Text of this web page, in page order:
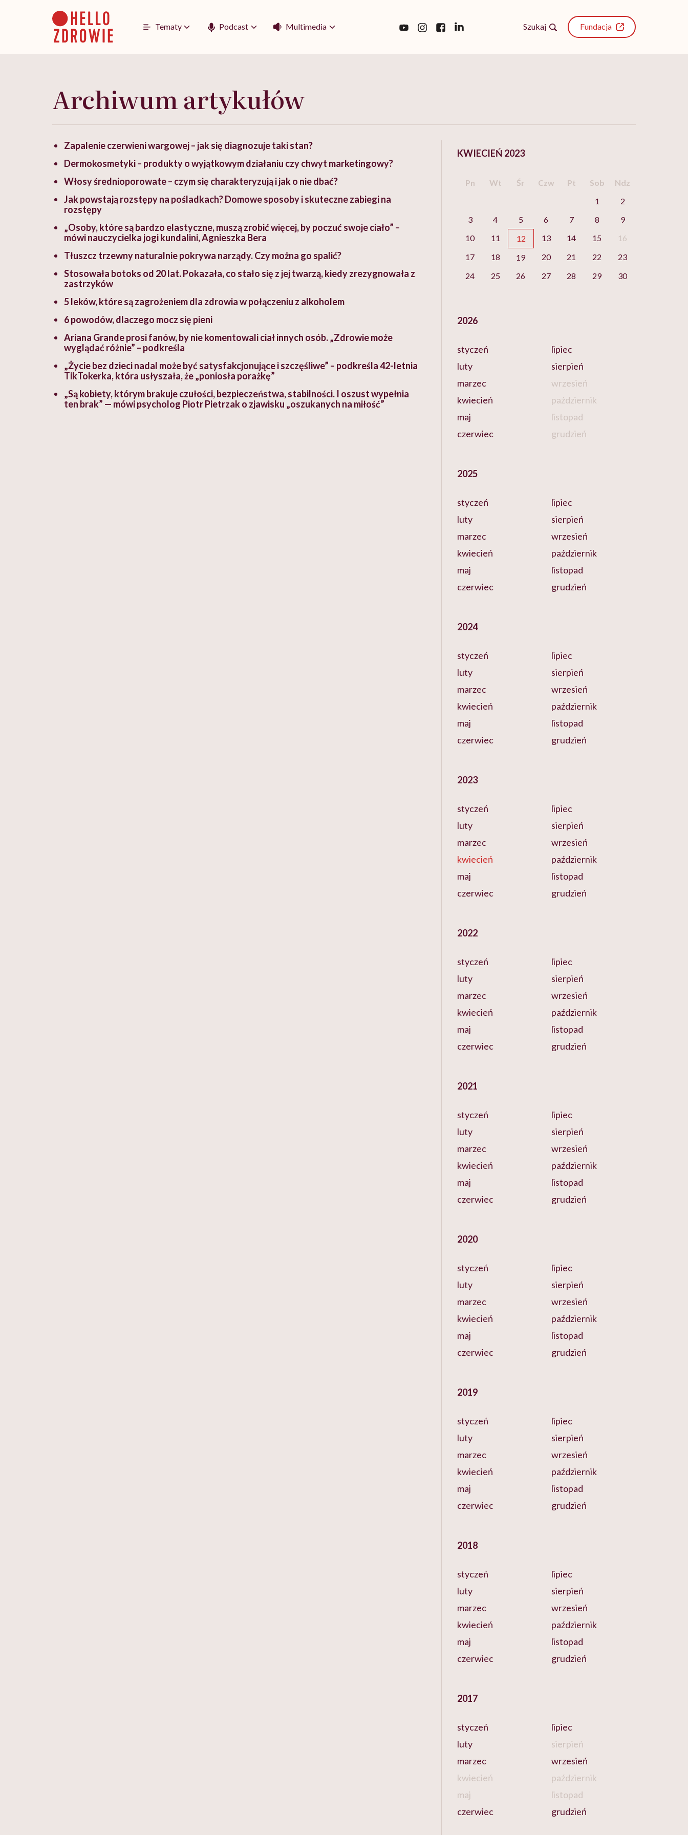
Tematy Podcast Multimedia Szukaj Fundacja
Archiwum artykułów
Zapalenie czerwieni wargowej – jak się diagnozuje taki stan?
Dermokosmetyki – produkty o wyjątkowym działaniu czy chwyt marketingowy?
Włosy średnioporowate – czym się charakteryzują i jak o nie dbać?
Jak powstają rozstępy na pośladkach? Domowe sposoby i skuteczne zabiegi na
rozstępy
„Osoby, które są bardzo elastyczne, muszą zrobić więcej, by poczuć swoje ciało” –
mówi nauczycielka jogi kundalini, Agnieszka Bera
Tłuszcz trzewny naturalnie pokrywa narządy. Czy można go spalić?
Stosowała botoks od 20 lat. Pokazała, co stało się z jej twarzą, kiedy zrezygnowała z
zastrzyków
5 leków, które są zagrożeniem dla zdrowia w połączeniu z alkoholem
6 powodów, dlaczego mocz się pieni
Ariana Grande prosi fanów, by nie komentowali ciał innych osób. „Zdrowie może
wyglądać różnie” – podkreśla
„Życie bez dzieci nadal może być satysfakcjonujące i szczęśliwe” – podkreśla 42-letnia
TikTokerka, która usłyszała, że „poniosła porażkę”
„Są kobiety, którym brakuje czułości, bezpieczeństwa, stabilności. I oszust wypełnia
ten brak” — mówi psycholog Piotr Pietrzak o zjawisku „oszukanych na miłość”
KWIECIEŃ 2023
Pn Wt Śr Czw Pt Sob
Ndz
1
2
3
4 5 6 7 8
9
10
11 12 13 14 15
16
17
18 19 20 21 22
23
24
25 26 27 28 29 30
2026
styczeń
luty
marzec
kwiecień
maj
czerwiec
lipiec
sierpień
wrzesień
październik
listopad
grudzień
2025
styczeń
luty
marzec
kwiecień
maj
czerwiec
lipiec
sierpień
wrzesień
październik
listopad
grudzień
2024
styczeń
luty
marzec
kwiecień
maj
czerwiec
lipiec
sierpień
wrzesień
październik
listopad
grudzień
2023
styczeń
luty
marzec
kwiecień
maj
czerwiec
lipiec
sierpień
wrzesień
październik
listopad
grudzień
2022
styczeń
luty
marzec
kwiecień
maj
czerwiec
lipiec
sierpień
wrzesień
październik
listopad
grudzień
2021
styczeń
luty
marzec
kwiecień
maj
czerwiec
lipiec
sierpień
wrzesień
październik
listopad
grudzień
2020
styczeń
luty
marzec
kwiecień
maj
czerwiec
lipiec
sierpień
wrzesień
październik
listopad
grudzień
2019
styczeń
luty
marzec
kwiecień
maj
czerwiec
lipiec
sierpień
wrzesień
październik
listopad
grudzień
2018
styczeń
luty
marzec
kwiecień
maj
czerwiec
lipiec
sierpień
wrzesień
październik
listopad
grudzień
2017
styczeń
luty
marzec
kwiecień
maj
czerwiec
lipiec
sierpień
wrzesień
październik
listopad
grudzień